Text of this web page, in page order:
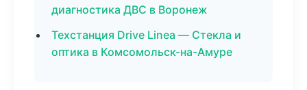
диагностика ДВС в Воронеж
Техстанция Drive Linea — Стекла и
оптика в Комсомольск-на-Амуре